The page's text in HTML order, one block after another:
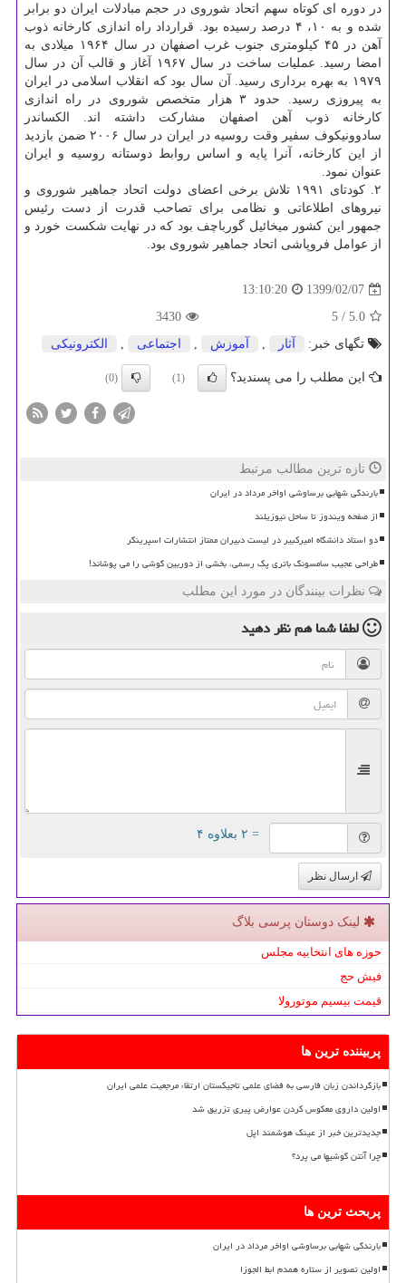
در دوره ای کوتاه سهم اتحاد شوروی در حجم مبادلات ایران دو برابر
شده و به ۱۰، ۴ درصد رسیده بود. قرارداد راه اندازی کارخانه ذوب
آهن در ۴۵ کیلومتری جنوب غرب اصفهان در سال ۱۹۶۴ میلادی به
امضا رسید. عملیات ساخت در سال ۱۹۶۷ آغاز و قالب آن در سال
۱۹۷۹ به بهره برداری رسید. آن سال بود که انقلاب اسلامی در ایران
به پیروزی رسید. حدود ۳ هزار متخصص شوروی در راه اندازی
کارخانه ذوب آهن اصفهان مشارکت داشته اند. الکساندر
سادوونیکوف سفیر وقت روسیه در ایران در سال ۲۰۰۶ ضمن بازدید
از این کارخانه، آنرا پایه و اساس روابط دوستانه روسیه و ایران
عنوان نمود.
۲. کودتای ۱۹۹۱ تلاش برخی اعضای دولت اتحاد جماهیر شوروی و
نیروهای اطلاعاتی و نظامی برای تصاحب قدرت از دست رئیس
جمهور این کشور میخائیل گورباچف بود که در نهایت شکست خورد و
از عوامل فروپاشی اتحاد جماهیر شوروی بود.
1399/02/07
13:10:20
5.0
/ 5
3430
تگهای خبر:
آثار , آموزش , اجتماعی , الكترونیكی
این مطلب را می پسندید؟ (1)
(0)
تازه ترین مطالب مرتبط
بارندگی شهابی برساوشی اواخر مرداد در ایران
از صفحه ویندوز تا ساحل نیوزیلند
دو استاد دانشگاه امیرکبیر در لیست دبیران ممتاز انتشارات اسپرینگر
طراحی عجیب سامسونگ باتری پک رسمی، بخشی از دوربین گوشی را می پوشاند!
نظرات بینندگان در مورد این مطلب
لطفا شما همنظر دهید
= ۲ بعلاوه ۴
ارسال نظر
لینک دوستان پرسی بلاگ
حوزه های انتخابیه مجلس
فیش حج
قیمت بیسیم موتورولا
پربیننده ترین ها
بازگرداندن زبان فارسی به فضای علمی تاجیکستان ارتقاء مرجعیت علمی ایران
اولین داروی معکوس کردن عوارض پیری تزریق شد
جدیدترین خبر از عینک هوشمند اپل
چرا آنتن گوشیها می پرد؟
پربحث ترین ها
بارندگی شهابی برساوشی اواخر مرداد در ایران
اولین تصویر از ستاره همدم ابط الجوزا